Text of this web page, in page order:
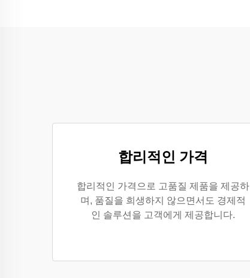
합리적인 가격
합리적인 가격으로 고품질 제품을 제공하
며, 품질을 희생하지 않으면서도 경제적
인 솔루션을 고객에게 제공합니다.